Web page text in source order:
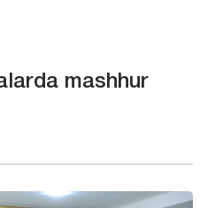
mashhur